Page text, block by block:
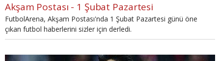
Akşam Postası - 1 Şubat Pazartesi
FutbolArena, Akşam Postası'nda 1 Şubat Pazartesi günü öne
çıkan futbol haberlerini sizler için derledi.